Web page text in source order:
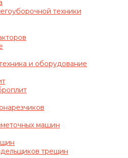
техники
и оборудование
машин
трещин